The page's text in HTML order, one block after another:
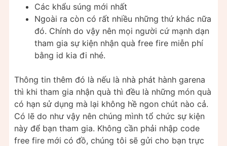
Các khẩu súng mới nhất
Ngoài ra còn có rất nhiều những thứ khác nữa
đó. Chính do vậy nên mọi người cứ mạnh dạn
tham gia sự kiện nhận quà free fire miễn phí
bằng id kia đi nhé.
Thông tin thêm đó là nếu là nhà phát hành garena
thì khi tham gia nhận quà thì đều là những món quà
có hạn sử dụng mà lại không hề ngon chút nào cả.
Có lẽ do như vậy nên chúng mình tổ chức sự kiện
này để bạn tham gia. Không cần phải nhập code
free fire mới có đồ, chúng tôi sẽ gửi cho bạn trực